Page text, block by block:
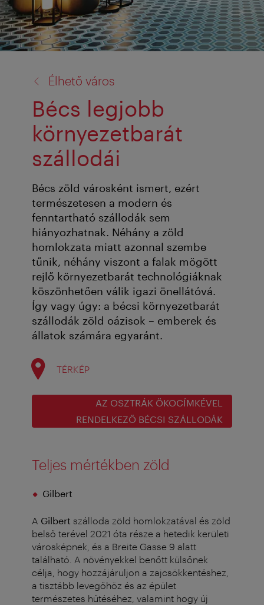
Élhető város
Bécs legjobb
környezetbarát
szállodái
Bécs zöld városként ismert, ezért
természetesen a modern és
fenntartható szállodák sem
hiányozhatnak. Néhány a zöld
homlokzata miatt azonnal szembe
tűnik, néhány viszont a falak mögött
rejlő környezetbarát technológiáknak
köszönhetően válik igazi önellátóvá.
Így vagy úgy: a bécsi környezetbarát
szállodák zöld oázisok – emberek és
állatok számára egyaránt.
TÉRKÉP
AZ OSZTRÁK ÖKOCÍMKÉVEL
RENDELKEZŐ BÉCSI SZÁLLODÁK
Teljes mértékben zöld
Gilbert
A Gilbert szálloda zöld homlokzatával és zöld
belső terével 2021 óta része a hetedik kerületi
városképnek, és a Breite Gasse 9 alatt
található. A növényekkel benőtt külsőnek
célja, hogy hozzájáruljon a zajcsökkentéshez,
a tisztább levegőhöz és az épület
természetes hűtéséhez, valamint hogy új